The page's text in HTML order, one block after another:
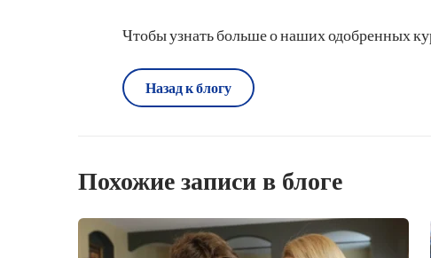
Чтобы узнать больше о наших одобренных
Назад к блогу
Похожие записи в блоге